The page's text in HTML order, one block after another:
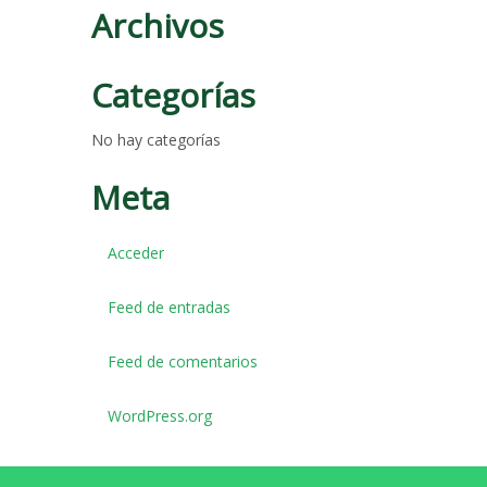
Archivos
Categorías
No hay categorías
Meta
Acceder
Feed de entradas
Feed de comentarios
WordPress.org